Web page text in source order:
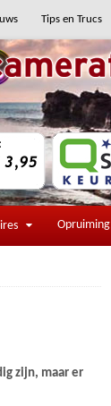
Tips en Trucs
Opruiming
zijn, maar er